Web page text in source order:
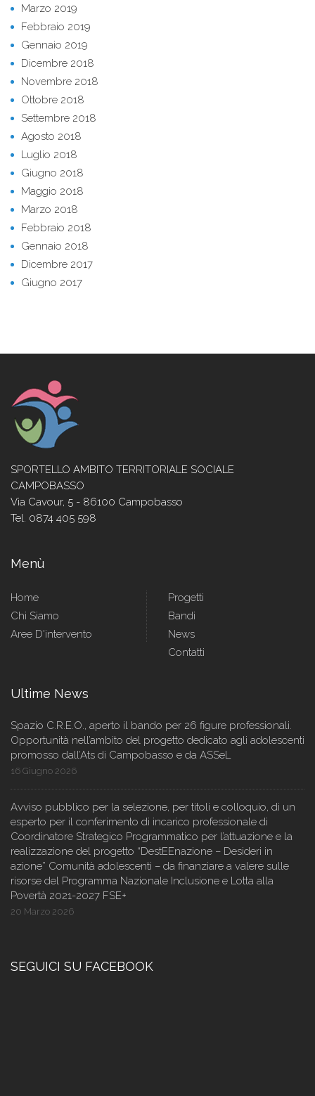
Marzo 2019
Febbraio 2019
Gennaio 2019
Dicembre 2018
Novembre 2018
Ottobre 2018
Settembre 2018
Agosto 2018
Luglio 2018
Giugno 2018
Maggio 2018
Marzo 2018
Febbraio 2018
Gennaio 2018
Dicembre 2017
Giugno 2017
SPORTELLO AMBITO TERRITORIALE SOCIALE
CAMPOBASSO
Via Cavour, 5 - 86100 Campobasso
Tel. 0874 405 598
Menù
Home
Chi Siamo
Aree D'intervento
Progetti
Bandi
News
Contatti
Ultime News
Spazio C.R.E.O., aperto il bando per 26 figure professionali.
Opportunità nell’ambito del progetto dedicato agli adolescenti
promosso dall’Ats di Campobasso e da ASSeL
16 Giugno 2026
Avviso pubblico per la selezione, per titoli e colloquio, di un
esperto per il conferimento di incarico professionale di
Coordinatore Strategico Programmatico per l’attuazione e la
realizzazione del progetto “DestEEnazione – Desideri in
azione” Comunità adolescenti – da finanziare a valere sulle
risorse del Programma Nazionale Inclusione e Lotta alla
Povertà 2021-2027 FSE+
20 Marzo 2026
SEGUICI SU FACEBOOK